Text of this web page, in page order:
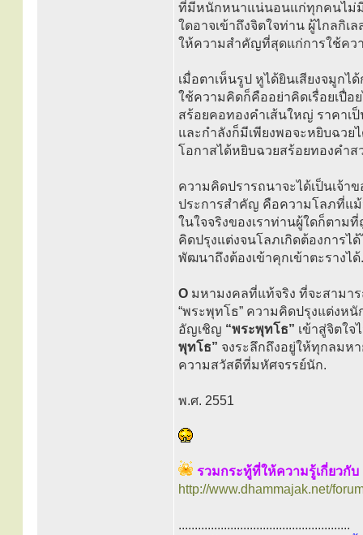
ที่มีหนักหนาแน่นอนแก่ทุกคนไม่มีย
ใดอาจเข้าถึงจิตใจท่าน ผู้ไกลกิเ
ให้ความสำคัญที่สุดแก่การใช้คว
เมื่อตาเห็นรูป หูได้ยินเสียงจมูก
ใช้ความคิดก็คืออย่าคิดเรื่อยเปื่
สร้อยคอทองคำเส้นใหญ่ ราคาเ
และกำลังก็มีเพียงพอจะหยิบฉวย
โอกาสได้หยิบฉวยสร้อยทองคำ
ความคิดปรารถนาจะได้เป็นเจ้า
ประการสำคัญ คือความโลภที่แม้
ในใจจริงของเราท่านผู้ใดก็ตา
คิดปรุงแต่งจนโลภเกิดต้องการไ
พัฒนาถึงต้องเข้าคุกเข้าตะรางได้.
O มหามงคลที่แท้จริง ที่จะสามา
“พระพุทโธ” ความคิดปรุงแต่งห
อัญเชิญ “พระพุทโธ” เข้าสู่จิตใ
พุทโธ” จงระลึกถึงอยู่ให้ทุกลมห
ความสวัสดีที่มหัศจรรย์นัก.
พ.ศ. 2551
รวมกระทู้ที่ให้ความรู้เกี่ยวกั
http://www.dhammajak.net/
.....................................................